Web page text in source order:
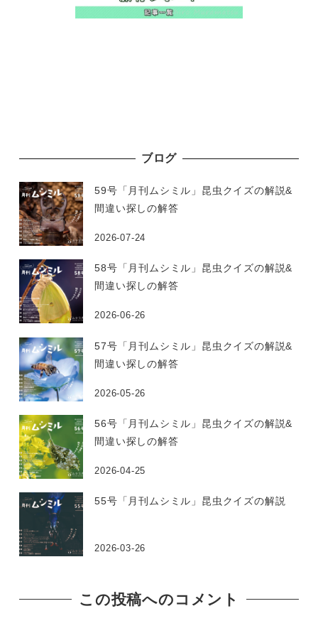
ブログ
59号「月刊ムシミル」昆虫クイズの解説&
間違い探しの解答
2026-07-24
58号「月刊ムシミル」昆虫クイズの解説&
間違い探しの解答
2026-06-26
57号「月刊ムシミル」昆虫クイズの解説&
間違い探しの解答
2026-05-26
56号「月刊ムシミル」昆虫クイズの解説&
間違い探しの解答
2026-04-25
55号「月刊ムシミル」昆虫クイズの解説
2026-03-26
この投稿へのコメント